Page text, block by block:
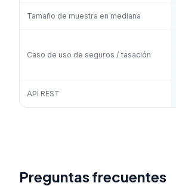
Tamaño de muestra en mediana
Caso de uso de seguros / tasación
API REST
Preguntas frecuentes